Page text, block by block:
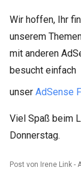
Wir hoffen, Ihr
unserem
mit anderen
besucht einfach
unser AdSense
Viel Spaß beim
Donnerstag.
Post von Irene Link -